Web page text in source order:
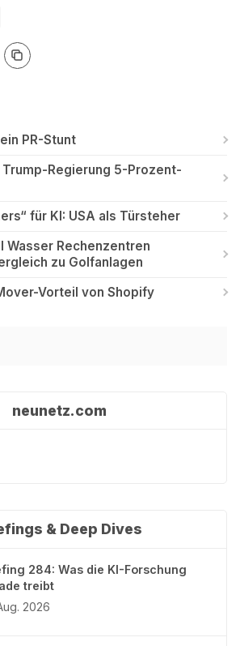
PR-Stunt
Regierung 5-Prozent-
für KI: USA als Türsteher
Wasser Rechenzentren
zu Golfanlagen
Vorteil von Shopify
neunetz.com
& Deep Dives
284: Was die KI-Forschung
treibt
2026